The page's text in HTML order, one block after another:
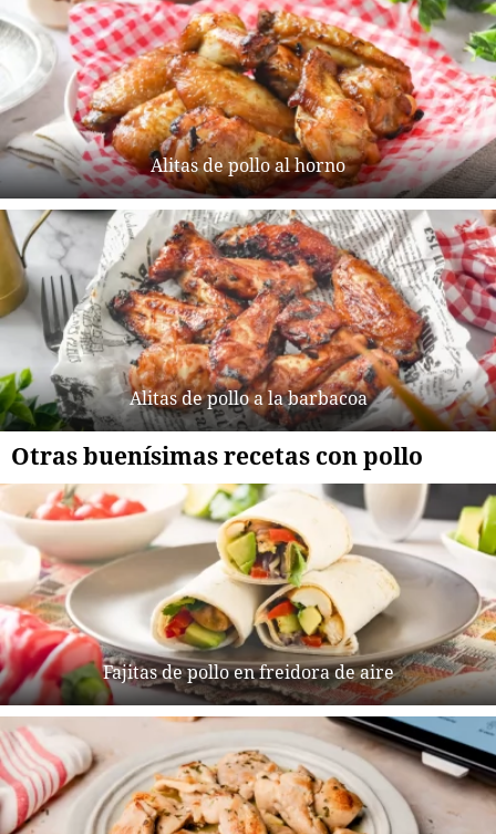
Alitas de pollo al horno
Alitas de pollo a la barbacoa
Otras buenísimas recetas con pollo
Fajitas de pollo en freidora de aire